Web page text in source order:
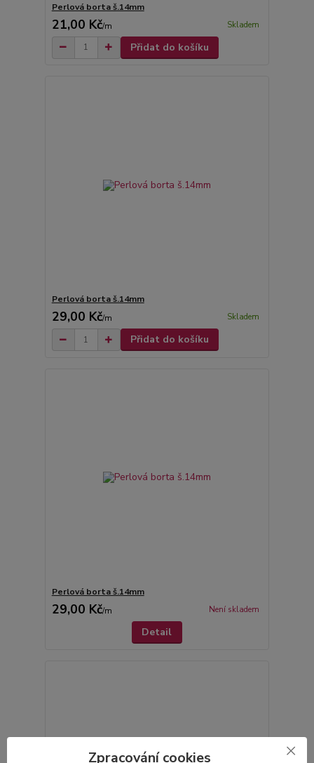
Perlová borta š.14mm
21,00 Kč/m Skladem
Přidat do košíku
Perlová borta š.14mm
29,00 Kč/m Skladem
Přidat do košíku
Perlová borta š.14mm
29,00 Kč/m Není skladem
Detail
Zpracování cookies